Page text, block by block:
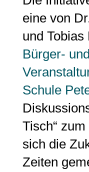
eine von
und
Bürger- und
Schule
Tisch“ zum
sich die
Zeiten